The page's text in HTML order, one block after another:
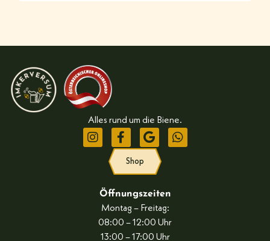
Alles rund um die Biene.
Shop
Öffnungszeiten
Montag – Freitag:
08:00 – 12:00 Uhr
13:00 – 17:00 Uhr